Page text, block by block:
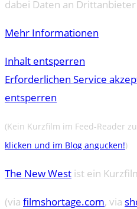
dabei Daten an
Mehr Informationen
Inhalt entsperren
Erforderlichen Service
entsperren
(Kein Kurzfilm im Feed-Reader
klicken und im Blog angucken!)
The New West ist ein
(via filmshortage.com, via